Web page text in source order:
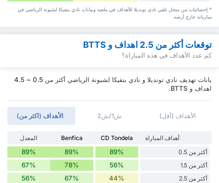
* إحصائيات من سجل تلقي نادي تونديلا للأهداف في ملعبه وبيانات نادي بنفيكا لشبونة الرياضي في
مبارياته خارج أرضه.
توقعات أكثر من 2.5 اهداف و BTTS
كم عدد الأهداف في هذه المباراة؟
يانات تهديف نادي تونديلا و نادي بنفيكا لشبونة الرياضي أكثر من 0.5 ~ 4.5
اهداف و BTTS.
الأهداف (اكثر من) ش1/ش2 الأهداف (أقل)
أهداف المباراة CD Tondela
Benfica
المعدل
أكثر من 0.5
89%
89%
89%
أكثر من 1.5 56%
78%
67%
أكثر من 2.5 44%
67%
56%